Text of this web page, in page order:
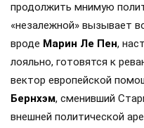
продолжить мнимую
«незалежной» вызывает
вроде Марин Ле Пен,
лояльно, готовятся к
вектор европейской
Бернхэм, сменивший
внешней политической